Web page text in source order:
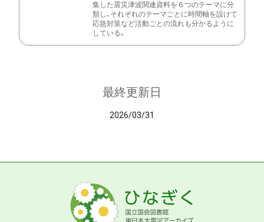
集した震災津波関連資料を６つのテーマに分
類し、それぞれのテーマごとに時間軸を設けて
応急対策など活動ごとの流れも分かるように
している。
最終更新日
2026/03/31